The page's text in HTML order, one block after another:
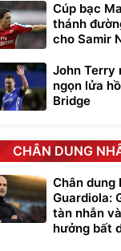
Cúp bạc
thánh
cho Samir
John Terry
ngọn lửa
Bridge
CHÂN DUNG
Chân dung
Guardiola:
tàn nhẫn
hưởng bất